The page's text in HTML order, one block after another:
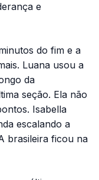
e
do fim e a
Luana usou a
da
seção. Ela não
Isabella
escalando a
brasileira ficou na